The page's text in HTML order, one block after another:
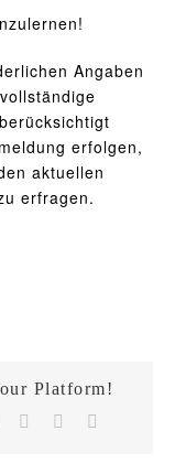
Angaben
erfolgen,
aktuellen
erfragen.
Platform!
Pinterest Xing